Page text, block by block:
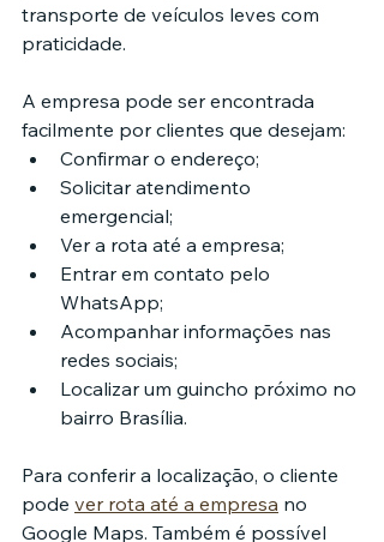
transporte de veículos leves com
praticidade.
A empresa pode ser encontrada
facilmente por clientes que desejam:
Confirmar o endereço;
Solicitar atendimento
emergencial;
Ver a rota até a empresa;
Entrar em contato pelo
WhatsApp;
Acompanhar informações nas
redes sociais;
Localizar um guincho próximo no
bairro Brasília.
Para conferir a localização, o cliente
pode ver rota até a empresa no
Google Maps. Também é possível